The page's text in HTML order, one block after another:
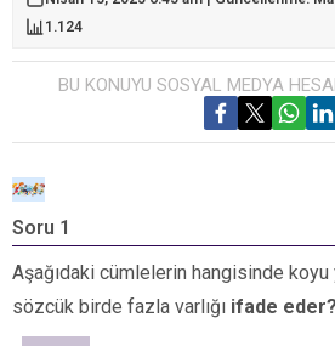
1.124
BU KONUYU SOSYAL MEDYA
Soru 1
Aşağıdaki cümlelerin hangisinde koyu
sözcük birde fazla varlığı ifade eder?